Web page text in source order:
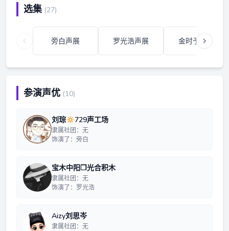
选集 (27)
旁白声展 罗光浩声展 金时予声展
参演声优 (10)
刘琮🔅729声工场
隶属社团：无
饰演了：旁白
宝木中阳❒光合积木
隶属社团：无
饰演了：罗光浩
Aizy刘思岑
隶属社团：无